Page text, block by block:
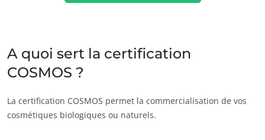
Japon (japonais)
Amérique
Argentine (espagnol)
Brésil (portugais)
A quoi sert la certification
COSMOS ?
La certification COSMOS permet la commercialisation de vos
cosmétiques biologiques ou naturels.